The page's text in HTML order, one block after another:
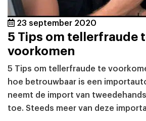
23 september 2020
5 Tips om tellerfraude
voorkomen
5 Tips om tellerfraude te
hoe betrouwbaar is een
neemt de import van
toe. Steeds meer van deze